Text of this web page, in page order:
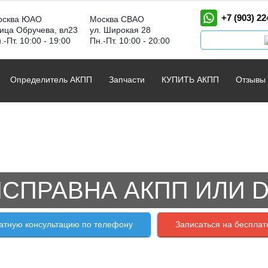
ЮАО
Обручева, вл23
Пт. 10:00 - 19:00
Москва СВАО
ул. Широкая 28
Пн.-Пт. 10:00 - 20:00
+7 (903)
Определитель АКПП Запчасти КУПИТЬ АКПП Отзывы
АКПП ИЛИ
консультацию по телефону Записаться на